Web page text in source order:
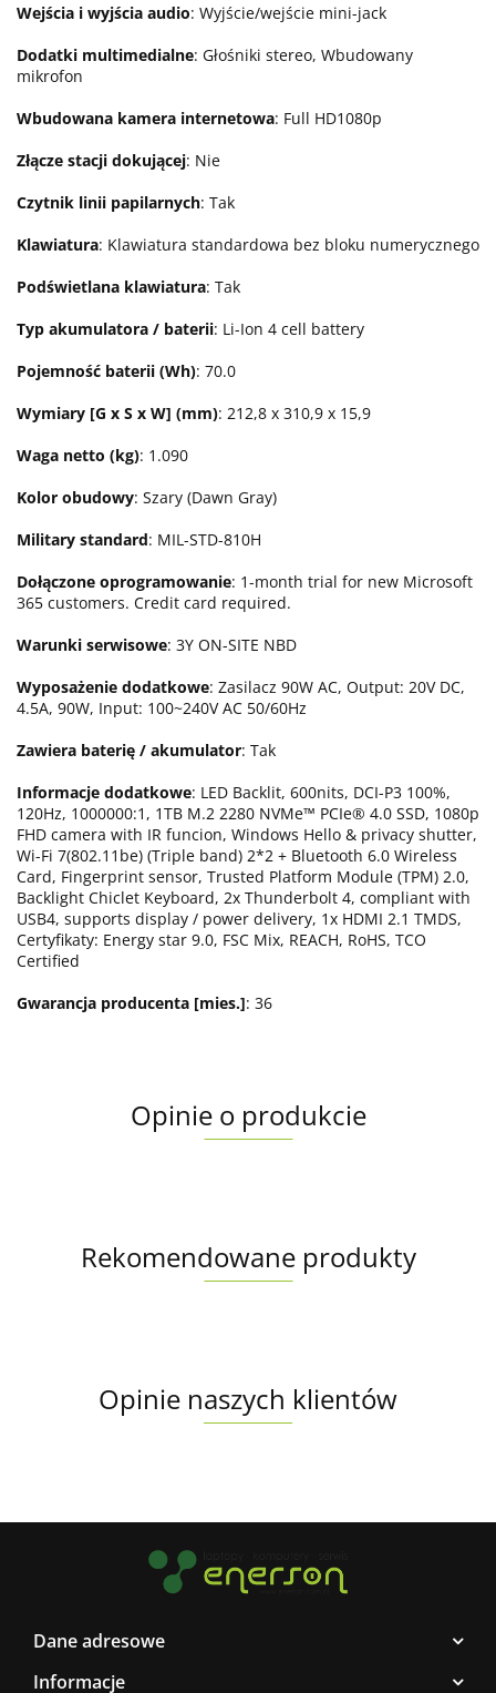
Wejścia i wyjścia audio: Wyjście/wejście mini-jack
Dodatki multimedialne: Głośniki stereo, Wbudowany
mikrofon
Wbudowana kamera internetowa: Full HD1080p
Złącze stacji dokującej: Nie
Czytnik linii papilarnych: Tak
Klawiatura: Klawiatura standardowa bez bloku numerycznego
Podświetlana klawiatura: Tak
Typ akumulatora / baterii: Li-Ion 4 cell battery
Pojemność baterii (Wh): 70.0
Wymiary [G x S x W] (mm): 212,8 x 310,9 x 15,9
Waga netto (kg): 1.090
Kolor obudowy: Szary (Dawn Gray)
Military standard: MIL-STD-810H
Dołączone oprogramowanie: 1-month trial for new Microsoft
365 customers. Credit card required.
Warunki serwisowe: 3Y ON-SITE NBD
Wyposażenie dodatkowe: Zasilacz 90W AC, Output: 20V DC,
4.5A, 90W, Input: 100~240V AC 50/60Hz
Zawiera baterię / akumulator: Tak
Informacje dodatkowe: LED Backlit, 600nits, DCI-P3 100%,
120Hz, 1000000:1, 1TB M.2 2280 NVMe™ PCIe® 4.0 SSD, 1080p
FHD camera with IR funcion, Windows Hello & privacy shutter,
Wi-Fi 7(802.11be) (Triple band) 2*2 + Bluetooth 6.0 Wireless
Card, Fingerprint sensor, Trusted Platform Module (TPM) 2.0,
Backlight Chiclet Keyboard, 2x Thunderbolt 4, compliant with
USB4, supports display / power delivery, 1x HDMI 2.1 TMDS,
Certyfikaty: Energy star 9.0, FSC Mix, REACH, RoHS, TCO
Certified
Gwarancja producenta [mies.]: 36
Opinie o produkcie
Rekomendowane produkty
Opinie naszych klientów
Dane adresowe
Informacje